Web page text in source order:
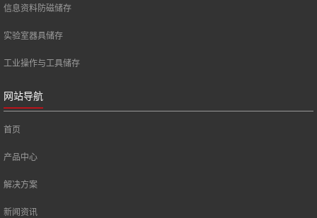
信息资料防磁储存
实验室器具储存
工业操作与工具储存
网站导航
首页
产品中心
解决方案
新闻资讯